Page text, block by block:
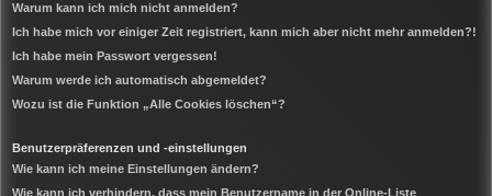
Warum kann ich mich nicht anmelden?
Ich habe mich vor einiger Zeit registriert, kann mich aber nicht mehr anmelden?!
Ich habe mein Passwort vergessen!
Warum werde ich automatisch abgemeldet?
Wozu ist die Funktion „Alle Cookies löschen“?
Benutzerpräferenzen und -einstellungen
Wie kann ich meine Einstellungen ändern?
Wie kann ich verhindern, dass mein Benutzername in der Online-Liste